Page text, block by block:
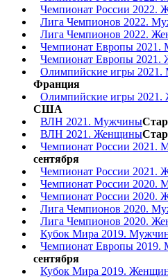
Чемпионат России 2022.
Лига Чемпионов 2022.
Лига Чемпионов 2022.
Чемпионат Европы
Чемпионат Европы
Олимпийские игры
Франция
Олимпийские игры
США
ВЛН 2021. Мужчины
ВЛН 2021. Женщины
Чемпионат России 2021.
сентября
Чемпионат России 2021.
Чемпионат России 2020.
Чемпионат России 2020.
Лига Чемпионов 2020.
Лига Чемпионов 2020.
Кубок Мира 2019.
Чемпионат Европы
сентября
Кубок Мира 2019.